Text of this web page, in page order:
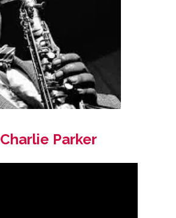
Charlie Parker